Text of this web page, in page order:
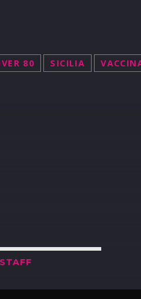
80 SICILIA
STAFF